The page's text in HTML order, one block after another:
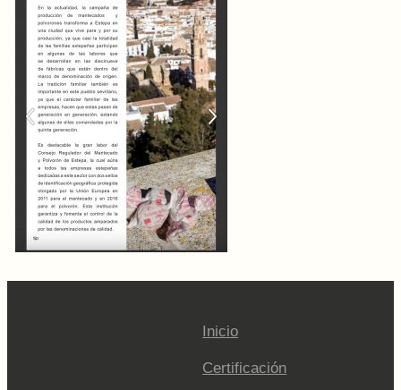
Inicio
Certificación